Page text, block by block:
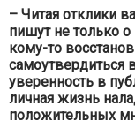
– Читая отклики
пишут не только
кому-то
самоутвердиться
уверенность в
личная жизнь
положительных